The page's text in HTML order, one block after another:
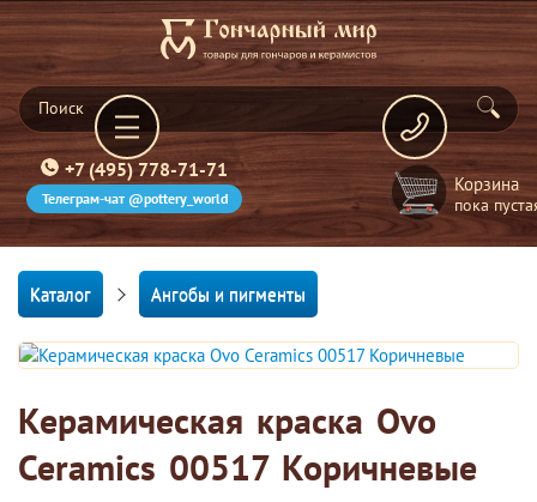
+7 (495) 778-71-71
Телеграм-чат @pottery_world
Корзина
пока
Каталог Ангобы и пигменты
Керамическая краска Ovo
Ceramics 00517 Коричневые